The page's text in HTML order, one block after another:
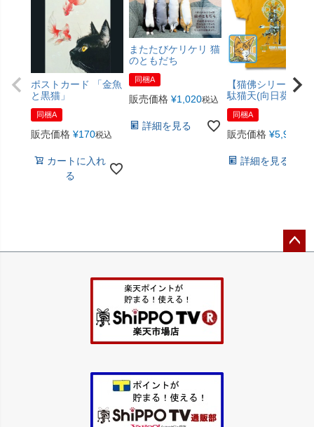
ポストカード 「金魚
と黒猫」
同梱A
販売価格 ¥170税込
カートに入れ
る
またたびケリケリ 猫
のともだち
同梱A
販売価格 ¥1,020税込
詳細を見る
【猫佛シリーズ】
駄猫天(向日葵色)
同梱A
販売価格 ¥5,940
詳細を見る